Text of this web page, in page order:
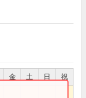
金 土 日 祝